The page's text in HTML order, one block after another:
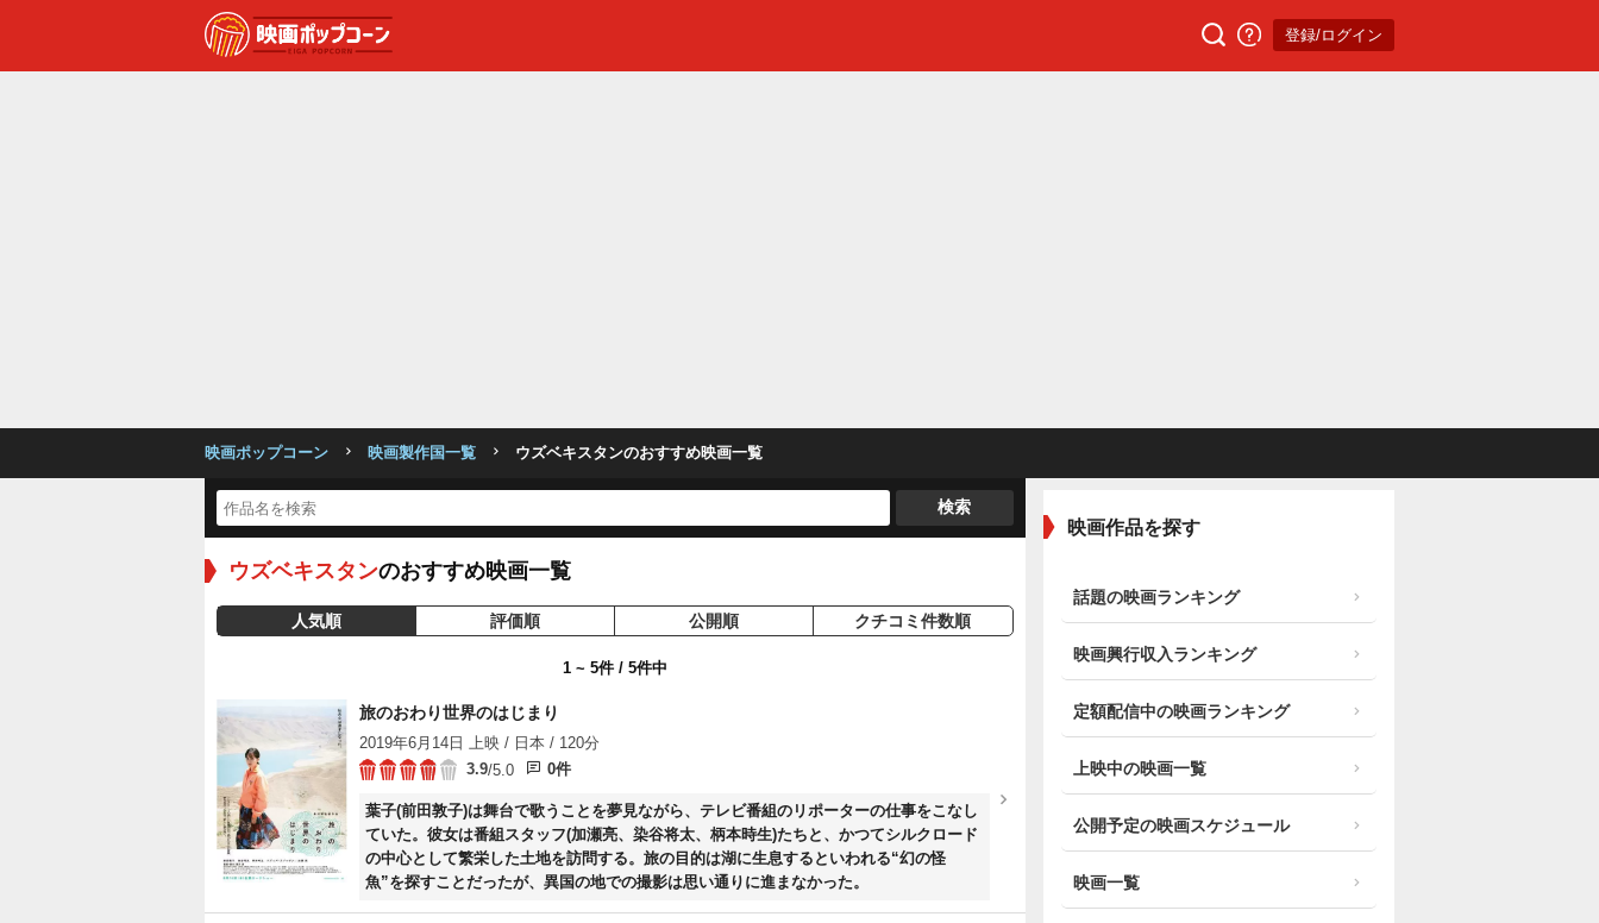
登録/ログイン
映画ポップコーン 映画製作国一覧 ウズベキスタンのおすすめ映画一覧
検索
ウズベキスタンのおすすめ映画一覧
人気順 評価順 公開順 クチコミ件数順
1 ~ 5件 / 5件中
旅のおわり世界のはじまり
2019年6月14日 上映 / 日本 / 120分
3.9/5.0 0件
葉子(前田敦子)は舞台で歌うことを夢見ながら、テレビ番組のリポーターの仕事をこなし
ていた。彼女は番組スタッフ(加瀬亮、染谷将太、柄本時生)たちと、かつてシルクロード
の中心として繁栄した土地を訪問する。旅の目的は湖に生息するといわれる“幻の怪
魚”を探すことだったが、異国の地での撮影は思い通りに進まなかった。
映画作品を探す
話題の映画ランキング
映画興行収入ランキング
定額配信中の映画ランキング
上映中の映画一覧
公開予定の映画スケジュール
映画一覧